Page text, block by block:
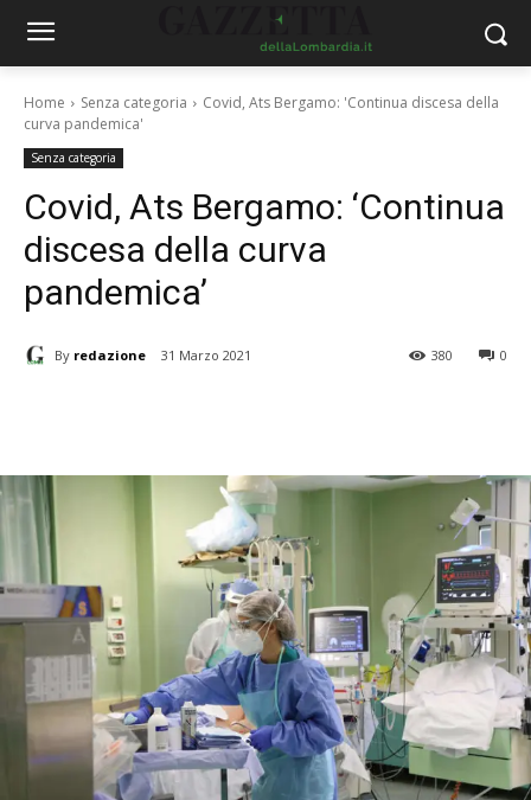
Home Senza categoria
Covid, Ats Bergamo: 'Continua discesa della
curva pandemica'
Senza categoria
Covid, Ats Bergamo: ‘Continua
discesa della curva
pandemica’
By redazione 31 Marzo 2021 0
380